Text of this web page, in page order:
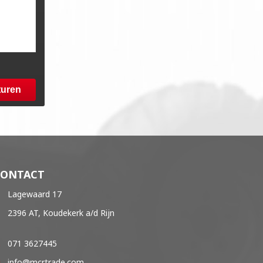
Lagewaard 17
2396 AT, Koudekerk a/d Rijn
071 3627445